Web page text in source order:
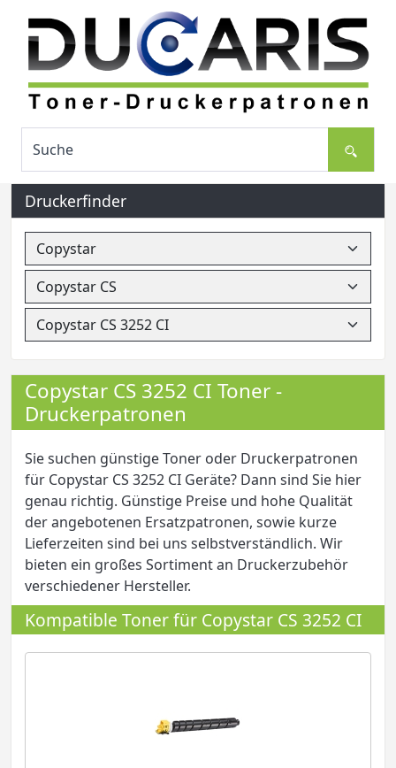
Druckerfinder
Copystar CS 3252 CI Toner -
Druckerpatronen
Sie suchen günstige Toner oder Druckerpatronen
für Copystar CS 3252 CI Geräte? Dann sind Sie hier
genau richtig. Günstige Preise und hohe Qualität
der angebotenen Ersatzpatronen, sowie kurze
Lieferzeiten sind bei uns selbstverständlich. Wir
bieten ein großes Sortiment an Druckerzubehör
verschiedener Hersteller.
Kompatible Toner für Copystar CS 3252 CI